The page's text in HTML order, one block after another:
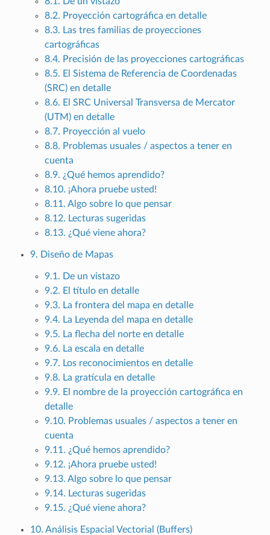
8.2. Proyección cartográfica en detalle
8.3. Las tres familias de proyecciones
cartográficas
8.4. Precisión de las proyecciones cartográficas
8.5. El Sistema de Referencia de Coordenadas
(SRC) en detalle
8.6. El SRC Universal Transversa de Mercator
(UTM) en detalle
8.7. Proyección al vuelo
8.8. Problemas usuales / aspectos a tener en
cuenta
8.9. ¿Qué hemos aprendido?
8.10. ¡Ahora pruebe usted!
8.11. Algo sobre lo que pensar
8.12. Lecturas sugeridas
8.13. ¿Qué viene ahora?
9. Diseño de Mapas
9.1. De un vistazo
9.2. El título en detalle
9.3. La frontera del mapa en detalle
9.4. La Leyenda del mapa en detalle
9.5. La flecha del norte en detalle
9.6. La escala en detalle
9.7. Los reconocimientos en detalle
9.8. La gratícula en detalle
9.9. El nombre de la proyección cartográfica en
detalle
9.10. Problemas usuales / aspectos a tener en
cuenta
9.11. ¿Qué hemos aprendido?
9.12. ¡Ahora pruebe usted!
9.13. Algo sobre lo que pensar
9.14. Lecturas sugeridas
9.15. ¿Qué viene ahora?
10. Análisis Espacial Vectorial (Buffers)